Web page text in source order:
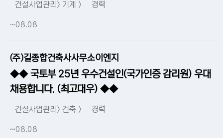
건설사업관리> 기계 > 경력
~08.08
(주)길종합건축사사무소이엔지
◆◆ 국토부 25년 우수건설인(국가인증 감리원) 우대
채용합니다. (최고대우) ◆◆
건설사업관리> 건축 > 경력
~08.08